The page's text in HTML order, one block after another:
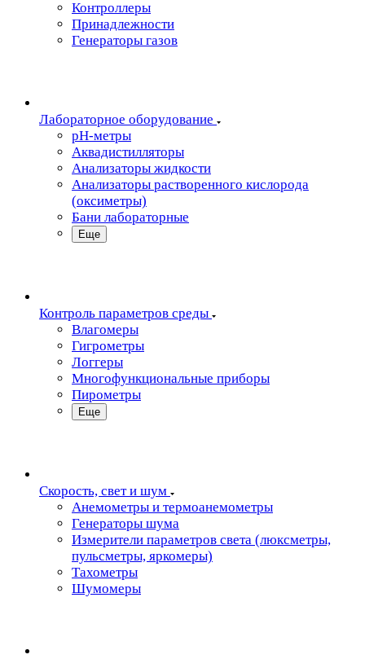
Контроллеры
Принадлежности
Генераторы газов
Лабораторное оборудование
pH-метры
Аквадистилляторы
Анализаторы жидкости
Анализаторы растворенного кислорода
(оксиметры)
Бани лабораторные
Еще
Контроль параметров среды
Влагомеры
Гигрометры
Логгеры
Многофункциональные приборы
Пирометры
Еще
Скорость, свет и шум
Анемометры и термоанемометры
Генераторы шума
Измерители параметров света (люксметры,
пульсметры, яркомеры)
Тахометры
Шумомеры